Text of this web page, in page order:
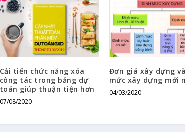
Cải tiến chức năng xóa
công tác trong bảng dự
toán giúp thuận tiện hơn
07/08/2020
Đơn giá xây dựng
mức xây dựng mới
04/03/2020